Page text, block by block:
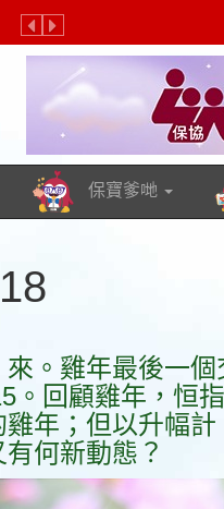
路平台「保協保寶頻道Bobo
事。記得bookmark「保協保
立即Like & Follow「保協保
即刻bookmark:
Previous
Next
保寶爹哋
。雞年最後一
。回顧雞年，恒
年；但以升幅
何新動態？